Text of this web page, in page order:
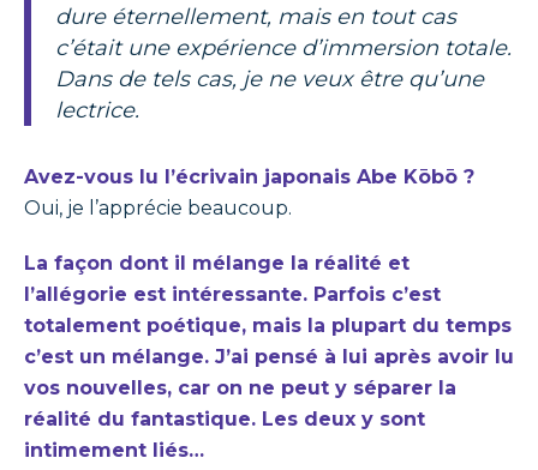
dure éternellement, mais en tout cas
c’était une expérience d’immersion totale.
Dans de tels cas, je ne veux être qu’une
lectrice.
Avez-vous lu l’écrivain japonais Abe Kōbō ?
Oui, je l’apprécie beaucoup.
La façon dont il mélange la réalité et
l’allégorie est intéressante. Parfois c’est
totalement poétique, mais la plupart du temps
c’est un mélange. J’ai pensé à lui après avoir lu
vos nouvelles, car on ne peut y séparer la
réalité du fantastique. Les deux y sont
intimement liés…